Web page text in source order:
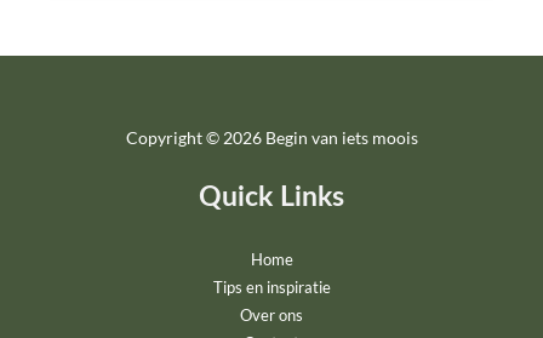
Copyright © 2026 Begin van iets moois
Quick Links
Home
Tips en inspiratie
Over ons